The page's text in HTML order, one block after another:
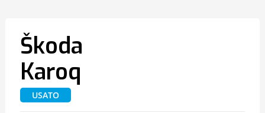
Škoda
Karoq
USATO